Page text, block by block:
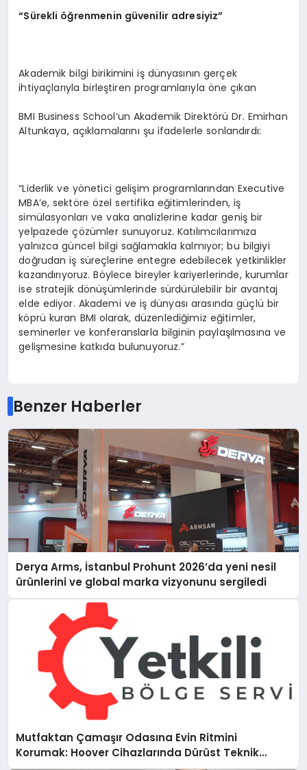
“Sürekli öğrenmenin güvenilir adresiyiz”
Akademik bilgi birikimini iş dünyasının gerçek
ihtiyaçlarıyla birleştiren programlarıyla öne çıkan
BMI Business School’un Akademik Direktörü Dr. Emirhan
Altunkaya, açıklamalarını şu ifadelerle sonlandırdı:
“Liderlik ve yönetici gelişim programlarından Executive
MBA’e, sektöre özel sertifika eğitimlerinden, iş
simülasyonları ve vaka analizlerine kadar geniş bir
yelpazede çözümler sunuyoruz. Katılımcılarımıza
yalnızca güncel bilgi sağlamakla kalmıyor; bu bilgiyi
doğrudan iş süreçlerine entegre edebilecek yetkinlikler
kazandırıyoruz. Böylece bireyler kariyerlerinde, kurumlar
ise stratejik dönüşümlerinde sürdürülebilir bir avantaj
elde ediyor. Akademi ve iş dünyası arasında güçlü bir
köprü kuran BMI olarak, düzenlediğimiz eğitimler,
seminerler ve konferanslarla bilginin paylaşılmasına ve
gelişmesine katkıda bulunuyoruz.”
Benzer Haberler
Derya Arms, İstanbul Prohunt 2026’da yeni nesil
ürünlerini ve global marka vizyonunu sergiledi
Mutfaktan Çamaşır Odasına Evin Ritmini
Korumak: Hoover Cihazlarında Dürüst Teknik